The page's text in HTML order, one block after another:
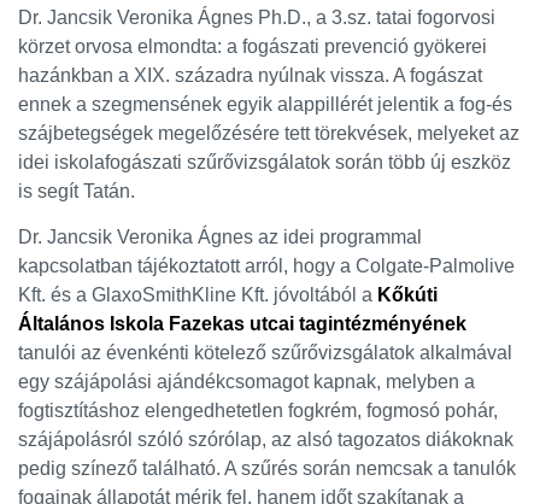
Dr. Jancsik Veronika Ágnes Ph.D., a 3.sz. tatai fogorvosi
körzet orvosa elmondta: a fogászati prevenció gyökerei
hazánkban a XIX. századra nyúlnak vissza. A fogászat
ennek a szegmensének egyik alappillérét jelentik a fog-és
szájbetegségek megelőzésére tett törekvések, melyeket az
idei iskolafogászati szűrővizsgálatok során több új eszköz
is segít Tatán.
Dr. Jancsik Veronika Ágnes az idei programmal
kapcsolatban tájékoztatott arról, hogy a Colgate-Palmolive
Kft. és a GlaxoSmithKline Kft. jóvoltából a Kőkúti
Általános Iskola Fazekas utcai tagintézményének
tanulói az évenkénti kötelező szűrővizsgálatok alkalmával
egy szájápolási ajándékcsomagot kapnak, melyben a
fogtisztításhoz elengedhetetlen fogkrém, fogmosó pohár,
szájápolásról szóló szórólap, az alsó tagozatos diákoknak
pedig színező található. A szűrés során nemcsak a tanulók
fogainak állapotát mérik fel, hanem időt szakítanak a